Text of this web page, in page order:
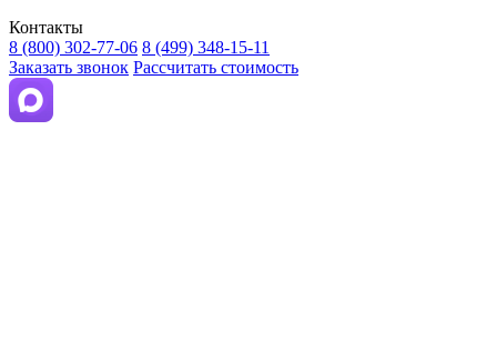
Контакты
8 (800) 302-77-06 8 (499) 348-15-11
Заказать звонок Рассчитать стоимость